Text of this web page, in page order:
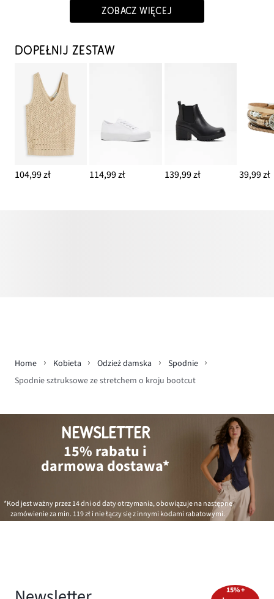
ZOBACZ WIĘCEJ
DOPEŁNIJ ZESTAW
104,99 zł 114,99 zł 139,99 zł 39,99 zł
Home Kobieta Odzież damska
Spodnie
Spodnie sztruksowe ze stretchem o kroju bootcut
NEWSLETTER
15% rabatu i
darmowa dostawa*
*Kod jest ważny przez 14 dni od daty otrzymania, obowiązuje na następne
zamówienie za min. 119 złi nie łączy się z innymi kodami rabatowymi.
15% +